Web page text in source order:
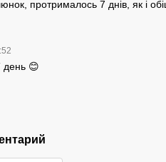
протрималось 7 днів, як і
день 😊